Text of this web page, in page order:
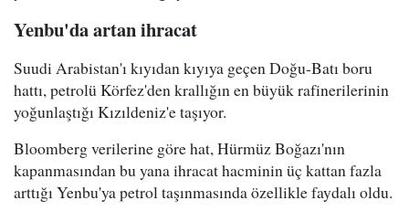
Yenbu'da artan ihracat
Suudi Arabistan'ı kıyıdan kıyıya geçen Doğu-Batı boru
hattı, petrolü Körfez'den krallığın en büyük rafinerilerinin
yoğunlaştığı Kızıldeniz'e taşıyor.
Bloomberg verilerine göre hat, Hürmüz Boğazı'nın
kapanmasından bu yana ihracat hacminin üç kattan fazla
arttığı Yenbu'ya petrol taşınmasında özellikle faydalı oldu.